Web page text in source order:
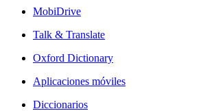
MobiDrive
Talk & Translate
Oxford Dictionary
Aplicaciones móviles
Diccionarios